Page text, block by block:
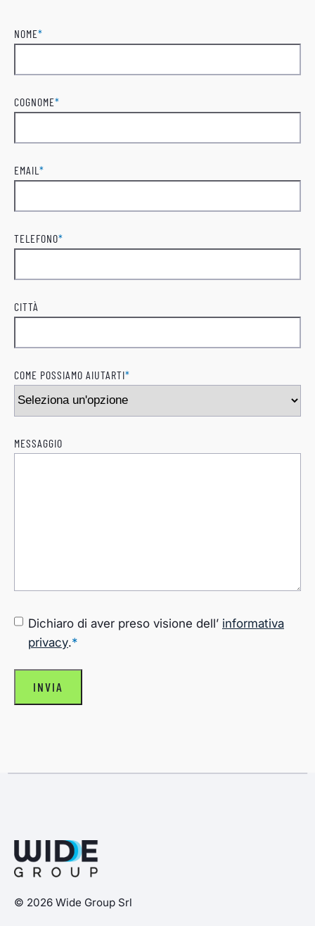
NOME*
COGNOME*
EMAIL *
TELEFONO*
CITTÀ
COME POSSIAMO AIUTARTI*
MESSAGGIO
CONSENSO*
Dichiaro di aver preso visione dell’ informativa
privacy.*
INVIA
© 2026 Wide Group Srl